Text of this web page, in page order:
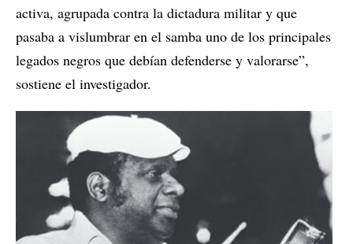
activa, agrupada contra la dictadura militar y que
pasaba a vislumbrar en el samba uno de los principales
legados negros que debían defenderse y valorarse”,
sostiene el investigador.